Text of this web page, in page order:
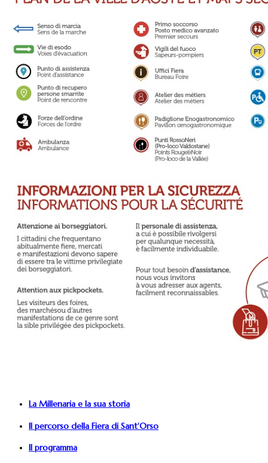
La Millenaria e la sua storia
Il percorso della Fiera di Sant'Orso
Il programma